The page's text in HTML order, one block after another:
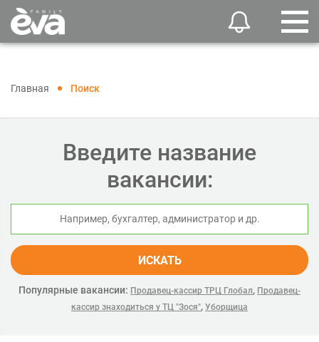
Главная Поиск
Введите название
вакансии:
ИСКАТЬ
Популярные вакансии: Продавец-кассир ТРЦ Глобал, Продавец-
кассир знаходиться у ТЦ "Зося", Уборщица